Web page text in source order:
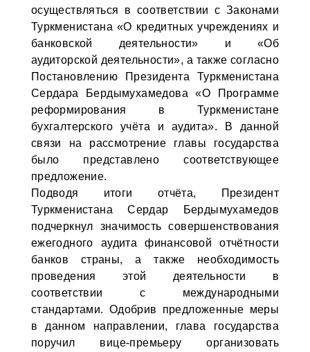
осуществляться в соответствии с Законами
Туркменистана «О кредитных учреждениях и
банковской деятельности» и «Об
аудиторской деятельности», а также согласно
Постановлению Президента Туркменистана
Сердара Бердымухамедова «О Программе
реформирования в Туркменистане
бухгалтерского учёта и аудита». В данной
связи на рассмотрение главы государства
было представлено соответствующее
предложение.
Подводя итоги отчёта, Президент
Туркменистана Сердар Бердымухамедов
подчеркнул значимость совершенствования
ежегодного аудита финансовой отчётности
банков страны, а также необходимость
проведения этой деятельности в
соответствии с международными
стандартами. Одобрив предложенные меры
в данном направлении, глава государства
поручил вице-премьеру организовать